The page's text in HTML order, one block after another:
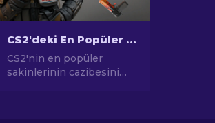
CS2'deki En Popüler Skinler
CS2'nin en popüler
sakinlerinin cazibesini